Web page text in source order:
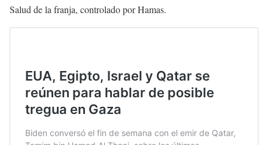
Salud de la franja, controlado por Hamas.